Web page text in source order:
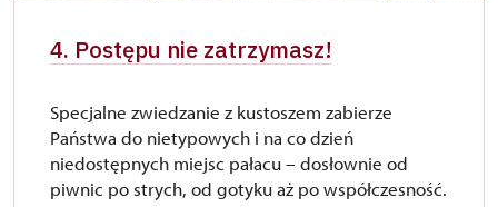
4. Postępu nie zatrzymasz!
Specjalne zwiedzanie z kustoszem zabierze
Państwa do nietypowych i na co dzień
niedostępnych miejsc pałacu – dosłownie od
piwnic po strych, od gotyku aż po współczesność.